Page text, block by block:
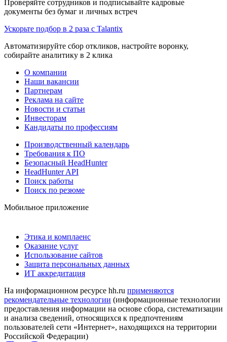
Проверяйте сотрудников и подписывайте кадровые
документы без бумаг и личных встреч
Ускорьте подбор в 2 раза с Talantix
Автоматизируйте сбор откликов, настройте воронку,
собирайте аналитику в 2 клика
О компании
Наши вакансии
Партнерам
Реклама на сайте
Новости и статьи
Инвесторам
Кандидаты по профессиям
Производственный календарь
Требования к ПО
Безопасный HeadHunter
HeadHunter API
Поиск работы
Поиск по резюме
Мобильное приложение
Этика и комплаенс
Оказание услуг
Использование сайтов
Защита персональных данных
ИТ аккредитация
На информационном ресурсе hh.ru применяются
рекомендательные технологии (информационные технологии
предоставления информации на основе сбора, систематизации
и анализа сведений, относящихся к предпочтениям
пользователей сети «Интернет», находящихся на территории
Российской Федерации)